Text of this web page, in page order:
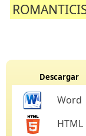
Descargar
Word
HTML